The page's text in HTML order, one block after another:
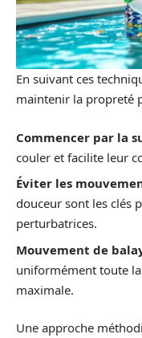
En suivant ces
maintenir la propreté
Commencer par la
couler et facilite leur
Éviter les
douceur sont les clés
perturbatrices.
Mouvement de
uniformément toute
maximale.
Une approche